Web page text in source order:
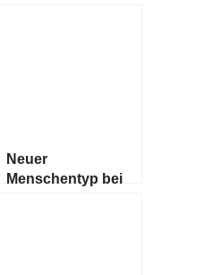
Neuer
Menschentyp bei